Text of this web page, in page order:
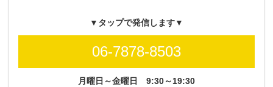
▼タップで発信します▼
06-7878-8503
月曜日～金曜日 9:30～19:30